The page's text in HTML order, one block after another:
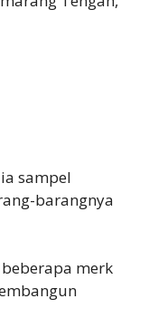
sampel
barangnya
merk